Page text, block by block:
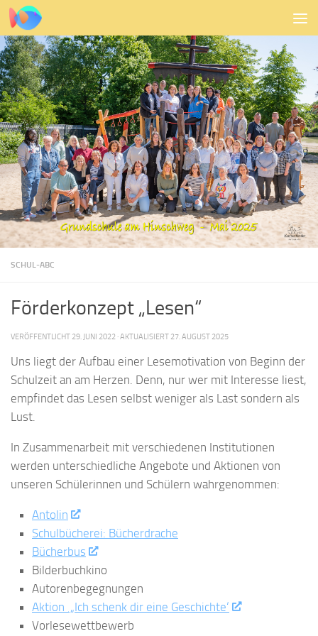
Zum Inhalt springen
SCHUL-ABC
Förderkonzept „Lesen“
VERÖFFENTLICHT 29. JUNI 2022 · AKTUALISIERT 27. AUGUST 2025
Uns liegt der Aufbau einer Lesemotivation von Beginn der
Schulzeit an am Herzen. Denn, nur wer mit Interesse liest,
empfindet das Lesen selbst weniger als Last sondern als
Lust.
In Zusammenarbeit mit verschiedenen Institutionen
werden unterschiedliche Angebote und Aktionen von
unseren Schülerinnen und Schülern wahrgenommen:
Antolin
Schulbücherei: Bücherdrache
Bücherbus
Bilderbuchkino
Autorenbegegnungen
Aktion ‚„Ich schenk dir eine Geschichte‘
Vorlesewettbewerb